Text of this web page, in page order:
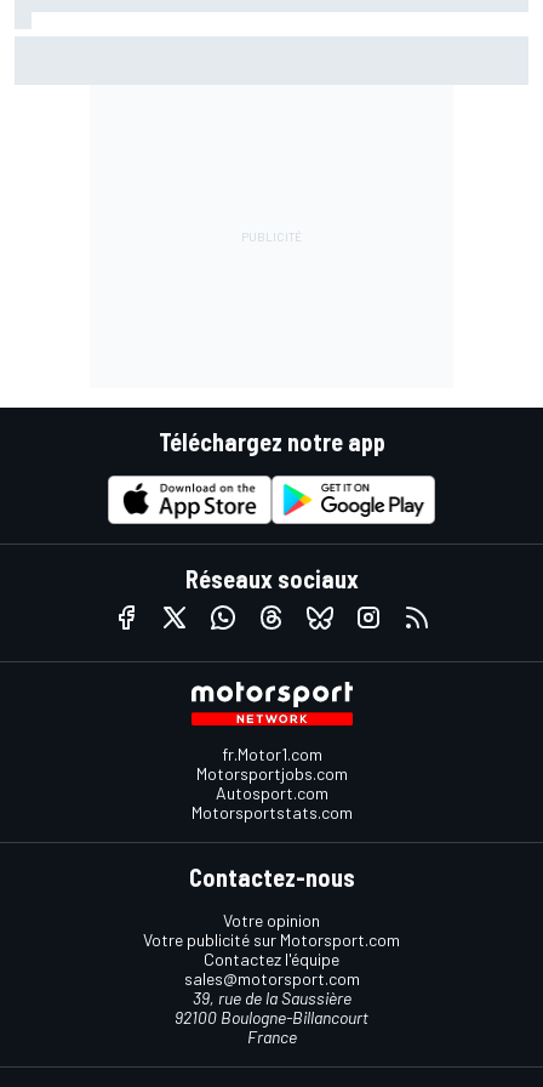
Téléchargez notre app
Réseaux sociaux
fr.Motor1.com
Motorsportjobs.com
Autosport.com
Motorsportstats.com
Contactez-nous
Votre opinion
Votre publicité sur Motorsport.com
Contactez l'équipe
sales@motorsport.com
39, rue de la Saussière
92100 Boulogne-Billancourt
France